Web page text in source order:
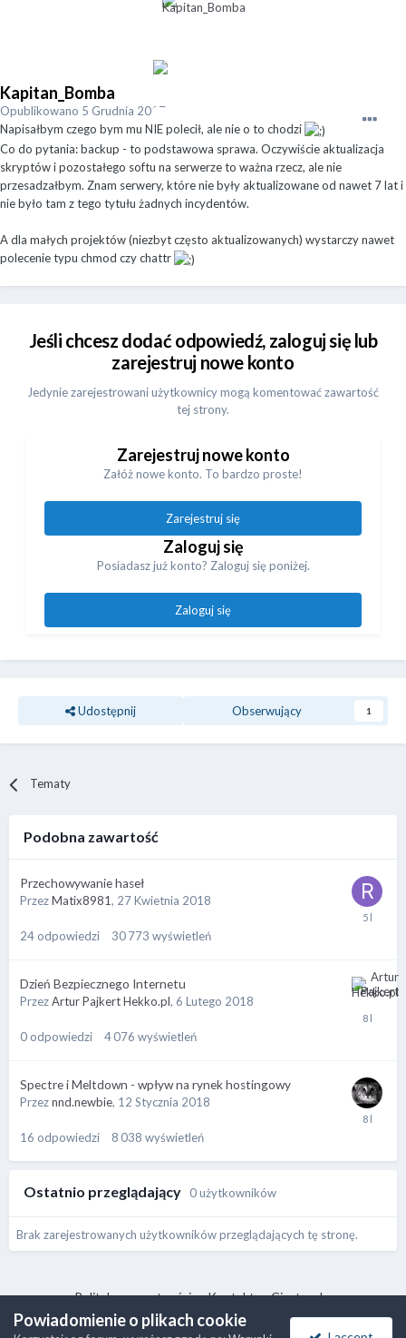
Kapitan_Bomba
Opublikowano 5 Grudnia 2017
Napisałbym czego bym mu NIE polecił, ale nie o to chodzi
Co do pytania: backup - to podstawowa sprawa. Oczywiście aktualizacja
skryptów i pozostałego softu na serwerze to ważna rzecz, ale nie
przesadzałbym. Znam serwery, które nie były aktualizowane od nawet 7 lat i
nie było tam z tego tytułu żadnych incydentów.
A dla małych projektów (niezbyt często aktualizowanych) wystarczy nawet
polecenie typu chmod czy chattr
Jeśli chcesz dodać odpowiedź, zaloguj się lub
zarejestruj nowe konto
Jedynie zarejestrowani użytkownicy mogą komentować zawartość
tej strony.
Zarejestruj nowe konto
Załóż nowe konto. To bardzo proste!
Zarejestruj się
Zaloguj się
Posiadasz już konto? Zaloguj się poniżej.
Zaloguj się
Udostępnij Obserwujący 1
Tematy
Podobna zawartość
Przechowywanie haseł
PrzezMatix8981, 27 Kwietnia 2018
24 odpowiedzi 30 773 wyświetleń
Dzień Bezpiecznego Internetu
PrzezArtur Pajkert Hekko.pl, 6 Lutego 2018
0 odpowiedzi 4 076 wyświetleń
Spectre i Meltdown - wpływ na rynek hostingowy
Przeznnd.newbie, 12 Stycznia 2018
16 odpowiedzi 8 038 wyświetleń
Ostatnio przeglądający 0 użytkowników
Brak zarejestrowanych użytkowników przeglądających tę stronę.
Polityka prywatności Kontakt Ciasteczka
ⓒ 2017-2026 RootNode Team
Powered by Invision Community
Powiadomienie o plikach cookie